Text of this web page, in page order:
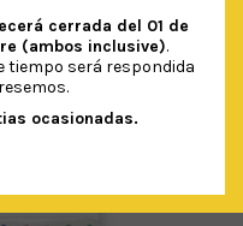
cerrada del 01 de
(ambos inclusive).
tiempo será respondida
ocasionadas.